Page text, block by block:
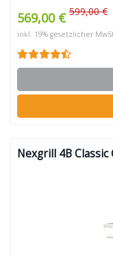
569,00 € 599,00 €
inkl. 19% gesetzlicher
Nexgrill 4B